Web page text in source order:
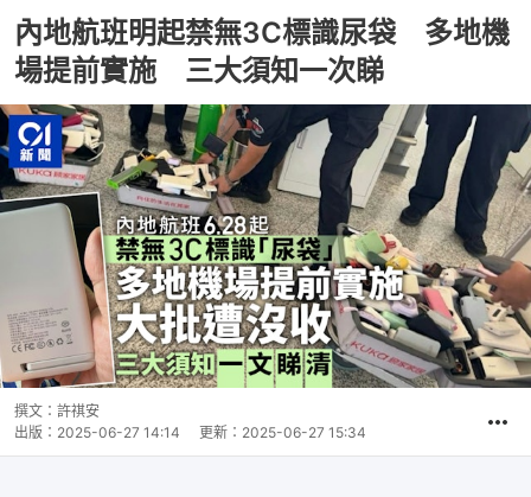
內地航班明起禁無3C標識尿袋 多地機
場提前實施 三大須知一次睇
撰文： 許祺安
出版： 2025-06-27 14:14 更新： 2025-06-27 15:34